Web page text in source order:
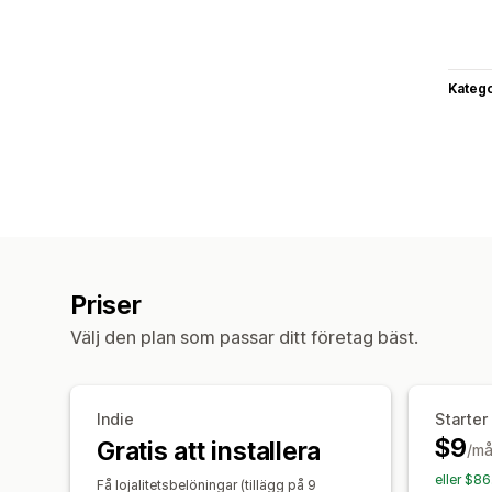
Priser
Välj den plan som passar ditt företag bäst.
Indie
Gratis att installera
Få lojalitetsbelöningar (tillägg på 9
Starter
$9/
eller